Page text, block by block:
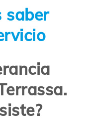
saber